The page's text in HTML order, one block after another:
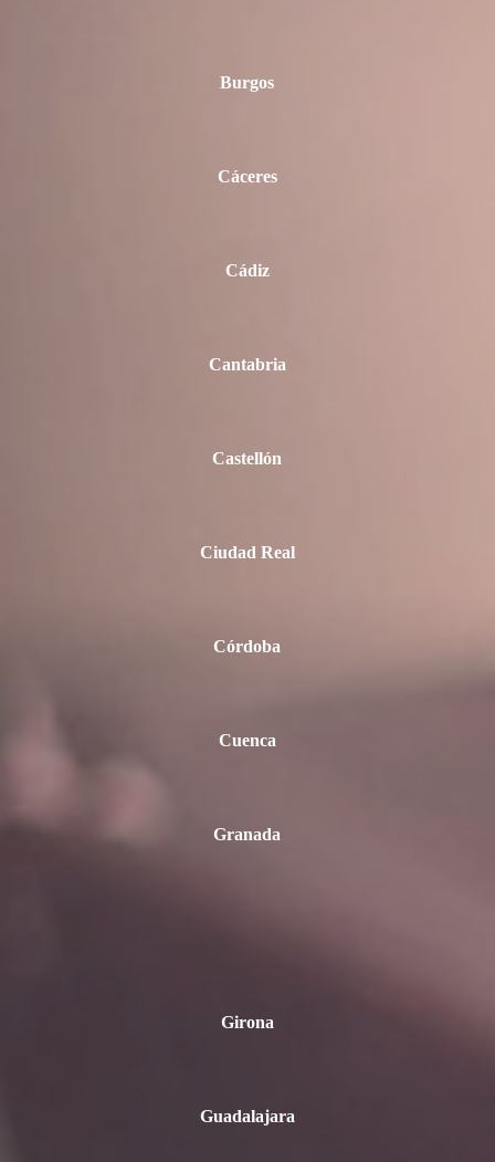
Burgos
Cáceres
Cádiz
Cantabria
Castellón
Ciudad Real
Córdoba
Cuenca
Granada
Girona
Guadalajara